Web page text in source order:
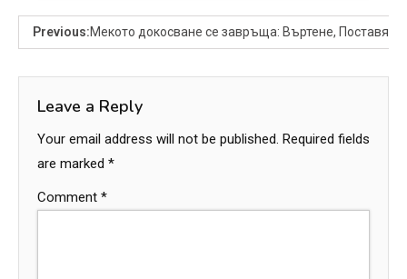
Previous:Мекото докосване се завръща: Въртене,
Leave a Reply
Your email address will not be published. Required fields
are marked *
Comment *